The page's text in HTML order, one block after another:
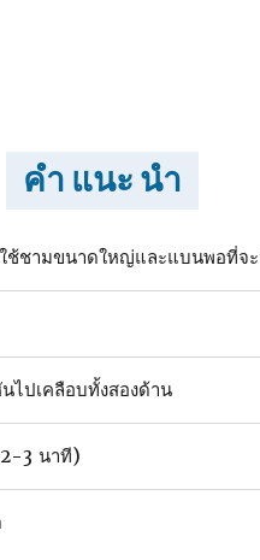
คำ แนะ นำ
ช้ชามขนาดใหญ่และแบนพอที่จ
ปเคลือบทั้งสองด้าน
3 นาที)